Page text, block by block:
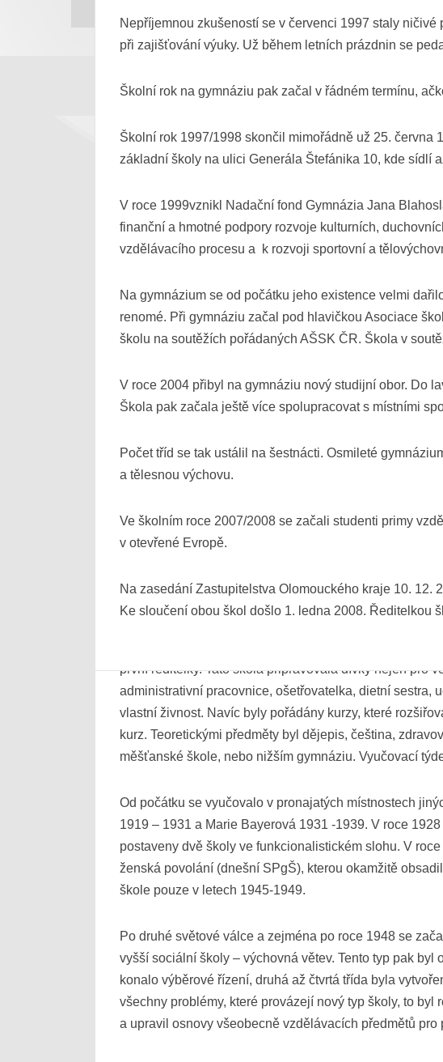
Ve škole i v penzionu nepanoval přísný řád, nebyla
čítárnu. K hospodářskému chodu školy přispívaly
v provizoriu.
Po vzniku Československé republiky v roce 1918 se
V roce 1920 se učitelský ústav stal státním zařízením,
bohužel krátké období sestupu, neboť v roce 1926 byla
to už však bývalá sláva pohasínala. Přesto vzpomeňme
Jahn, mykolog dr. Macků, profesor matematiky
Břetislav Šťastný, pocházející ze staré muzikantské
Jindřich Ferenc, Stanislav Žalud a sbormistr Přerubu
Mezi žáky, kterých v Přerově odmaturovalo 670,
spartakiádních skladeb pro děti Janu Berdychovou.
první ředitelky. Tato škola připravovala dívky nejen pro
administrativní pracovnice, ošetřovatelka, dietní sestra,
vlastní živnost. Navíc byly pořádány kurzy, které
kurz. Teoretickými předměty byl dějepis, čeština,
měšťanské škole, nebo nižším gymnáziu. Vyučovací
Od počátku se vyučovalo v pronajatých místnostech
1919 – 1931 a Marie Bayerová 1931 -1939. V roce
postaveny dvě školy ve funkcionalistickém slohu. V
ženská povolání (dnešní SPgŠ), kterou okamžitě
škole pouze v letech 1945-1949.
Po druhé světové válce a zejména po roce 1948 se
vyšší sociální školy – výchovná větev. Tento typ pak
konalo výběrové řízení, druhá až čtvrtá třída byla
všechny problémy, které provázejí nový typ školy, to
a upravil osnovy všeobecně vzdělávacích předmětů
Nepříjemnou zkušeností se v červenci 1997 staly
při zajišťování výuky. Už během letních prázdnin se
Školní rok na gymnáziu pak začal v řádném termínu,
Školní rok 1997/1998 skončil mimořádně už 25. června
základní školy na ulici Generála Štefánika 10, kde sídlí
V roce 1999vznikl Nadační fond Gymnázia Jana
finanční a hmotné podpory rozvoje kulturních,
vzdělávacího procesu a k rozvoji sportovní a
Na gymnázium se od počátku jeho existence velmi
renomé. Při gymnáziu začal pod hlavičkou Asociace
školu na soutěžích pořádaných AŠSK ČR. Škola v
V roce 2004 přibyl na gymnáziu nový studijní obor. Do
Škola pak začala ještě více spolupracovat s místními
Počet tříd se tak ustálil na šestnácti. Osmileté
a tělesnou výchovu.
Ve školním roce 2007/2008 se začali studenti primy
v otevřené Evropě.
Na zasedání Zastupitelstva Olomouckého kraje 10.
Ke sloučení obou škol došlo 1. ledna 2008. Ředitelkou
Mapa stránek
Podmínky použití